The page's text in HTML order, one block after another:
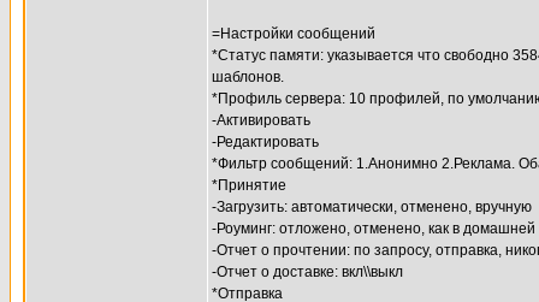
=Настройки сообщений
*Статус памяти: указывается что свободно
шаблонов.
*Профиль сервера: 10 профилей, по
-Активировать
-Редактировать
*Фильтр сообщений: 1.Анонимно 2.Реклама.
*Принятие
-Загрузить: автоматически, отменено, вручную
-Роуминг: отложено, отменено, как в домашней
-Отчет о прочтении: по запросу, отправка,
-Отчет о доставке: вкл\\выкл
*Отправка